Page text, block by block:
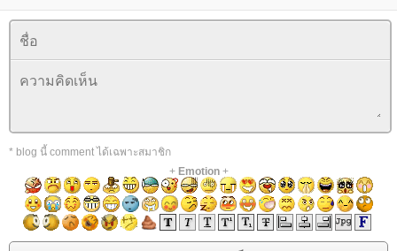
* blog นี้ comment ได้เฉพาะสมาชิก
+ Emotion+